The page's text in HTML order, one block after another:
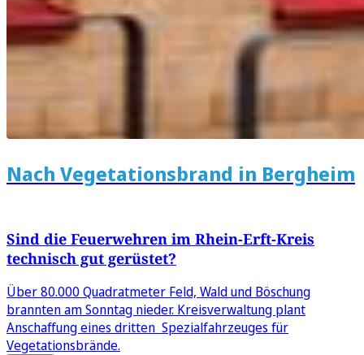
Nach Vegetationsbrand in Bergheim
Sind die Feuerwehren im Rhein-Erft-Kreis
technisch gut gerüstet?
Über 80.000 Quadratmeter Feld, Wald und Böschung
brannten am Sonntag nieder. Kreisverwaltung plant
Anschaffung eines dritten Spezialfahrzeuges für
Vegetationsbrände.